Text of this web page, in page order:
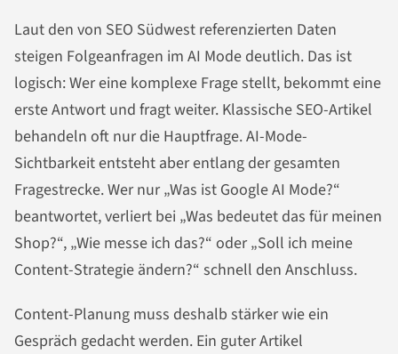
Laut den von SEO Südwest referenzierten Daten
steigen Folgeanfragen im AI Mode deutlich. Das ist
logisch: Wer eine komplexe Frage stellt, bekommt eine
erste Antwort und fragt weiter. Klassische SEO-Artikel
behandeln oft nur die Hauptfrage. AI-Mode-
Sichtbarkeit entsteht aber entlang der gesamten
Fragestrecke. Wer nur „Was ist Google AI Mode?“
beantwortet, verliert bei „Was bedeutet das für meinen
Shop?“, „Wie messe ich das?“ oder „Soll ich meine
Content-Strategie ändern?“ schnell den Anschluss.
Content-Planung muss deshalb stärker wie ein
Gespräch gedacht werden. Ein guter Artikel